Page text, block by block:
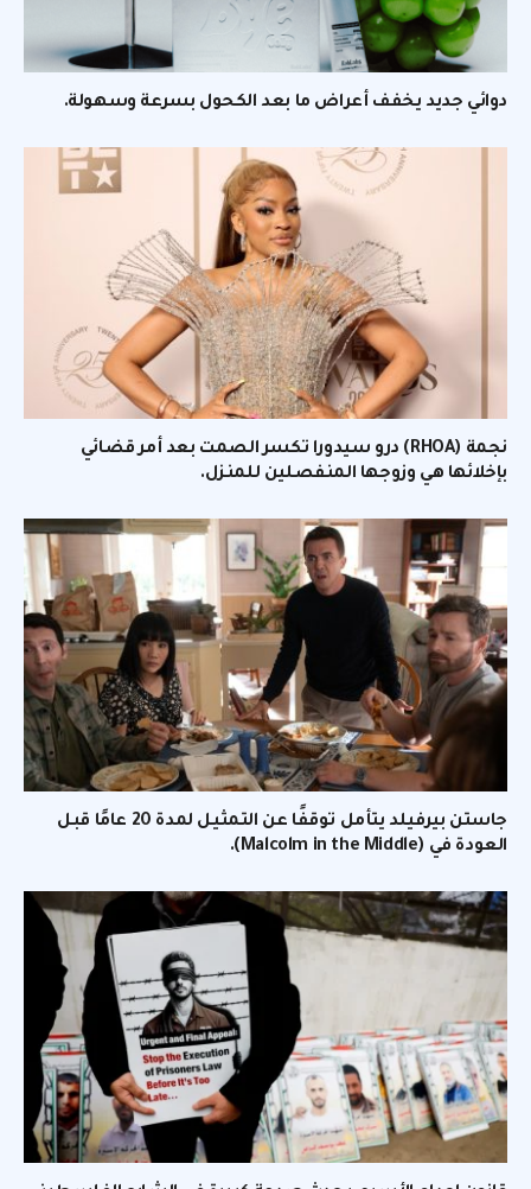
دوائي جديد يخفف أعراض ما بعد الكحول بسرعة وسهولة.
نجمة (RHOA) درو سيدورا تكسر الصمت بعد أمر قضائي
بإخلائها هي وزوجها المنفصلين للمنزل.
جاستن بيرفيلد يتأمل توقفًا عن التمثيل لمدة 20 عامًا قبل
العودة في (Malcolm in the Middle).